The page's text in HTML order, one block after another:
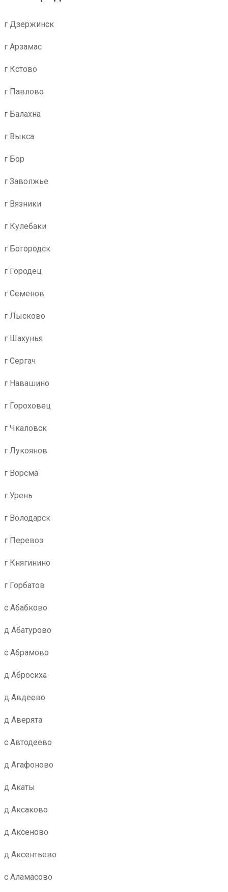
г Дзержинск
г Арзамас
г Кстово
г Павлово
г Балахна
г Выкса
г Бор
г Заволжье
г Вязники
г Кулебаки
г Богородск
г Городец
г Семенов
г Лысково
г Шахунья
г Сергач
г Навашино
г Гороховец
г Чкаловск
г Лукоянов
г Ворсма
г Урень
г Володарск
г Перевоз
г Княгинино
г Горбатов
с Абабково
д Абатурово
с Абрамово
д Абросиха
д Авдеево
д Аверята
с Автодеево
д Агафоново
д Акаты
д Аксаково
д Аксеново
д Аксентьево
с Аламасово